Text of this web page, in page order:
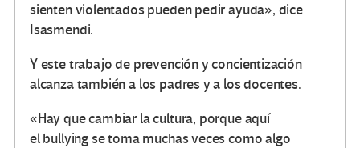
sienten violentados pueden pedir ayuda», dice
Isasmendi.
Y este trabajo de prevención y concientización
alcanza también a los padres y a los docentes.
«Hay que cambiar la cultura, porque aquí
el bullying se toma muchas veces como algo